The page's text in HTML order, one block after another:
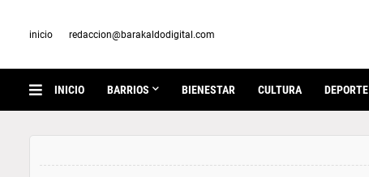
inicio redaccion@barakaldodigital.com
INICIO BARRIOS BIENESTAR CULTURA DEPORTE